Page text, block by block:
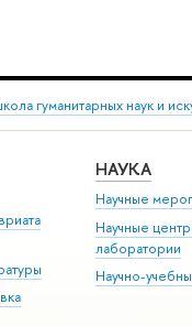
гуманитарных наук и
НАУКА
Научные
Научные
лаборатории
Научно-